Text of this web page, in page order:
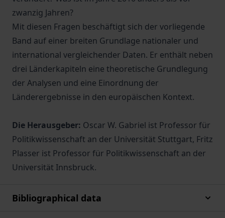
zwanzig Jahren?
Mit diesen Fragen beschäftigt sich der vorliegende
Band auf einer breiten Grundlage nationaler und
international vergleichender Daten. Er enthält neben
drei Länderkapiteln eine theoretische Grundlegung
der Analysen und eine Einordnung der
Länderergebnisse in den europäischen Kontext.
Die Herausgeber: Oscar W. Gabriel ist Professor für
Politikwissenschaft an der Universität Stuttgart, Fritz
Plasser ist Professor für Politikwissenschaft an der
Universität Innsbruck.
Bibliographical data